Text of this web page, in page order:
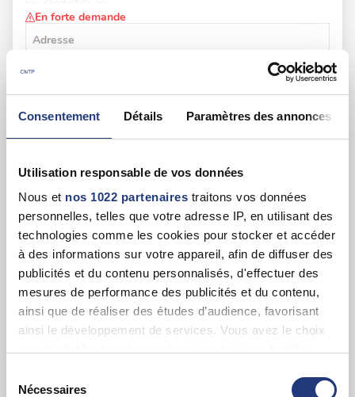
Consentement Détails Paramètres des annonces
Utilisation responsable de vos données
Nous et nos 1022 partenaires traitons vos données
personnelles, telles que votre adresse IP, en utilisant des
technologies comme les cookies pour stocker et accéder
à des informations sur votre appareil, afin de diffuser des
publicités et du contenu personnalisés, d'effectuer des
mesures de performance des publicités et du contenu,
ainsi que de réaliser des études d’audience, favorisant
ainsi le développement de services. Vous avez le choix
tout moment en consultant la Déclaration relative aux
Nécessaires
En forte demande
Adresse
93 - Saint-Denis dès lemar. 11 août
100.00 €
En forte demande
Adresse
10 Av. du Stade de France, 93210 Saint-Denis
Voir toutes les dates de tests
93 - Pantin dès lemar. 25 août
110.00 €
Adresse